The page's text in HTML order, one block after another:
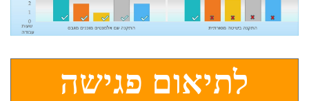
לתיאום פגישה